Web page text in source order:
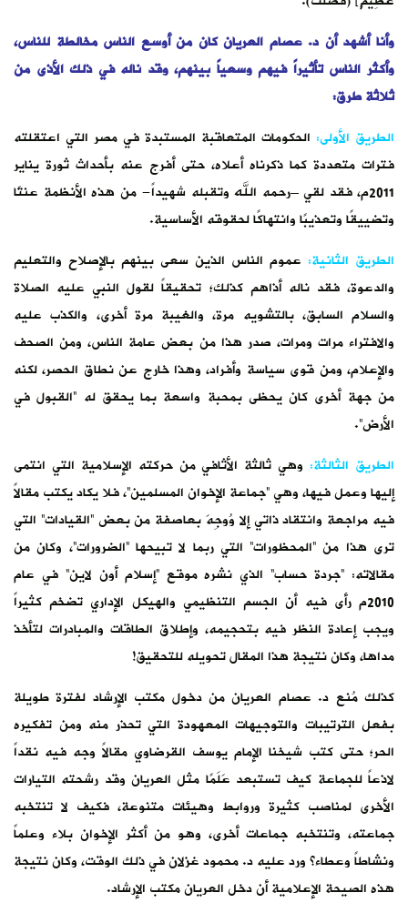
وأنا أشهد أن د. عصام العريان كان من أوسع الناس مخالطة للناس،
وأكثر الناس تأثيراً فيهم وسعياً بينهم، وقد ناله في ذلك الأذى من
ثلاثة طرق:
الطريق الأولى: الحكومات المتعاقبة المستبدة في مصر التي اعتقلته
فترات متعددة كما ذكرناه أعلاه، حتى أفرج عنه بأحداث ثورة يناير
2011م، فقد لقي –رحمه الله وتقبله شهيداً- من هذه الأنظمة عنتًا
وتضييقًا وتعذيبًا وانتهاكًا لحقوقه الأساسية.
الطريق الثانية: عموم الناس الذين سعى بينهم بالإصلاح والتعليم
والدعوة، فقد ناله أذاهم كذلك؛ تحقيقاً لقول النبي عليه الصلاة
والسلام السابق، بالتشويه مرة، والغيبة مرة أخرى، والكذب عليه
والافتراء مرات ومرات، صدر هذا من بعض عامة الناس، ومن الصحف
والإعلام، ومن قوى سياسة وأفراد، وهذا خارج عن نطاق الحصر، لكنه
من جهة أخرى كان يحظى بمحبة واسعة بما يحقق له “القبول في
الأرض”.
الطريق الثالثة:وهي ثالثة الأثافي من حركته الإسلامية التي انتمى
إليها وعمل فيها، وهي “جماعة الإخوان المسلمين”، فلا يكاد يكتب مقالاً
فيه مراجعة وانتقاد ذاتي إلا وُوجِهَ بعاصفة من بعض “القيادات” التي
ترى هذا من “المحظورات” التي ربما لا تبيحها “الضرورات”، وكان من
مقالاته: “جردة حساب” الذي نشره موقع “إسلام أون لاين” في عام
2010م رأى فيه أن الجسم التنظيمي والهيكل الإداري تضخم كثيراً
ويجب إعادة النظر فيه بتحجيمه، وإطلاق الطاقات والمبادرات لتأخذ
مداها، وكان نتيجة هذا المقال تحويله للتحقيق!
كذلك مُنع د. عصام العريان من دخول مكتب الإرشاد لفترة طويلة
بفعل الترتيبات والتوجيهات المعهودة التي تحذر منه ومن تفكيره
الحر؛ حتى كتب شيخنا الإمام يوسف القرضاوي مقالاً وجه فيه نقداً
لاذعاً للجماعة كيف تستبعد عَلَمًا مثل العريان وقد رشحته التيارات
الأخرى لمناصب كثيرة وروابط وهيئات متنوعة، فكيف لا تنتخبه
جماعته، وتنتخبه جماعات أخرى، وهو من أكثر الإخوان بلاء وعلماً
ونشاطاً وعطاء؟ ورد عليه د. محمود غزلان في ذلك الوقت، وكان نتيجة
هذه الصيحة الإعلامية أن دخل العريان مكتب الإرشاد.